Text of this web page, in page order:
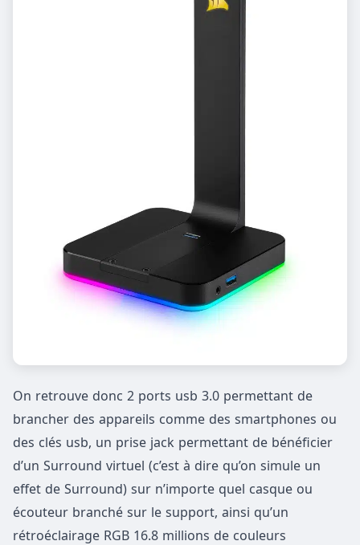
On retrouve donc 2 ports usb 3.0 permettant de
brancher des appareils comme des smartphones ou
des clés usb, un prise jack permettant de bénéficier
d’un Surround virtuel (c’est à dire qu’on simule un
effet de Surround) sur n’importe quel casque ou
écouteur branché sur le support, ainsi qu’un
rétroéclairage RGB 16.8 millions de couleurs